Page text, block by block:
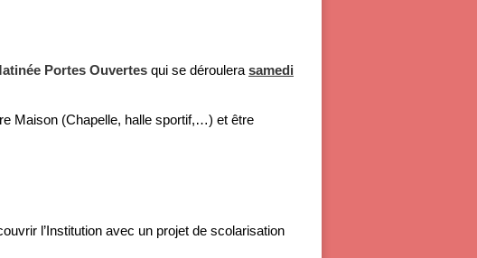
Portes Ouvertes qui se déroulerasamedi
Maison (Chapelle, halle sportif,…) et être
l’Institution avec un projet de scolarisation